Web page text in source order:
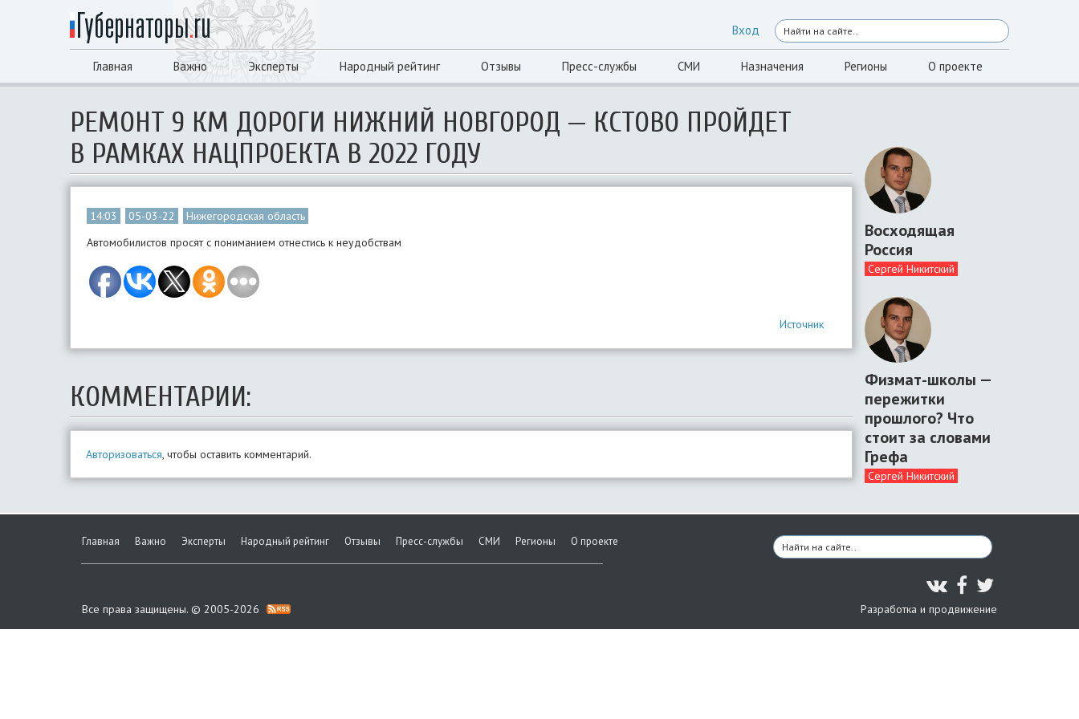
Вход
Главная Важно Эксперты Народный рейтинг Отзывы Пресс-службы СМИ Назначения Регионы О проекте
РЕМОНТ 9 КМ ДОРОГИ НИЖНИЙ НОВГОРОД — КСТОВО ПРОЙДЕТ
В РАМКАХ НАЦПРОЕКТА В 2022 ГОДУ
14:03 05-03-22
Нижегородская область
Автомобилистов просят с пониманием отнестись к неудобствам
Источник
КОММЕНТАРИИ:
Авторизоваться, чтобы оставить комментарий.
Восходящая
Россия
Сергей Никитский
Физмат-школы —
пережитки
прошлого? Что
стоит за словами
Грефа
Сергей Никитский
Главная Важно Эксперты Народный рейтинг Отзывы Пресс-службы СМИ Регионы О проекте
Все права защищены. © 2005-2026 Разработка и продвижение